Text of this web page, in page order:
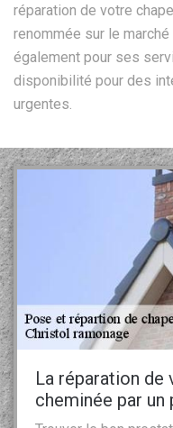
réparation de votre
renommée sur le
également pour ses
disponibilité pour des
urgentes.
La réparation de
cheminée par